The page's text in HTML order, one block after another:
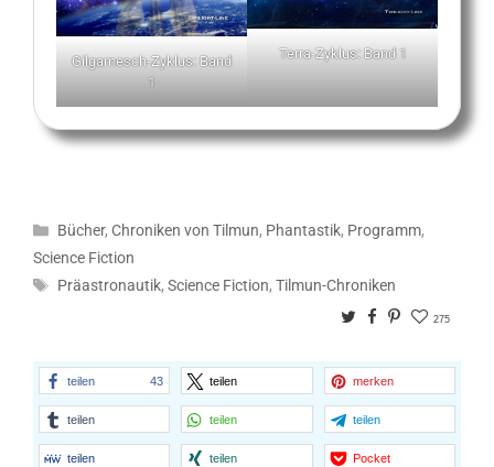
Gilgamesch-Zyklus: Band
1
Terra-Zyklus: Band 1
Kategorien
Bücher,Chroniken von Tilmun, Phantastik, Programm,
Science Fiction
Schlagwörter
Präastronautik,Science Fiction,Tilmun-Chroniken
TwitterFacebook
Pinterest
275
teilen 43 teilen merken
teilen teilen teilen
teilen teilen Pocket